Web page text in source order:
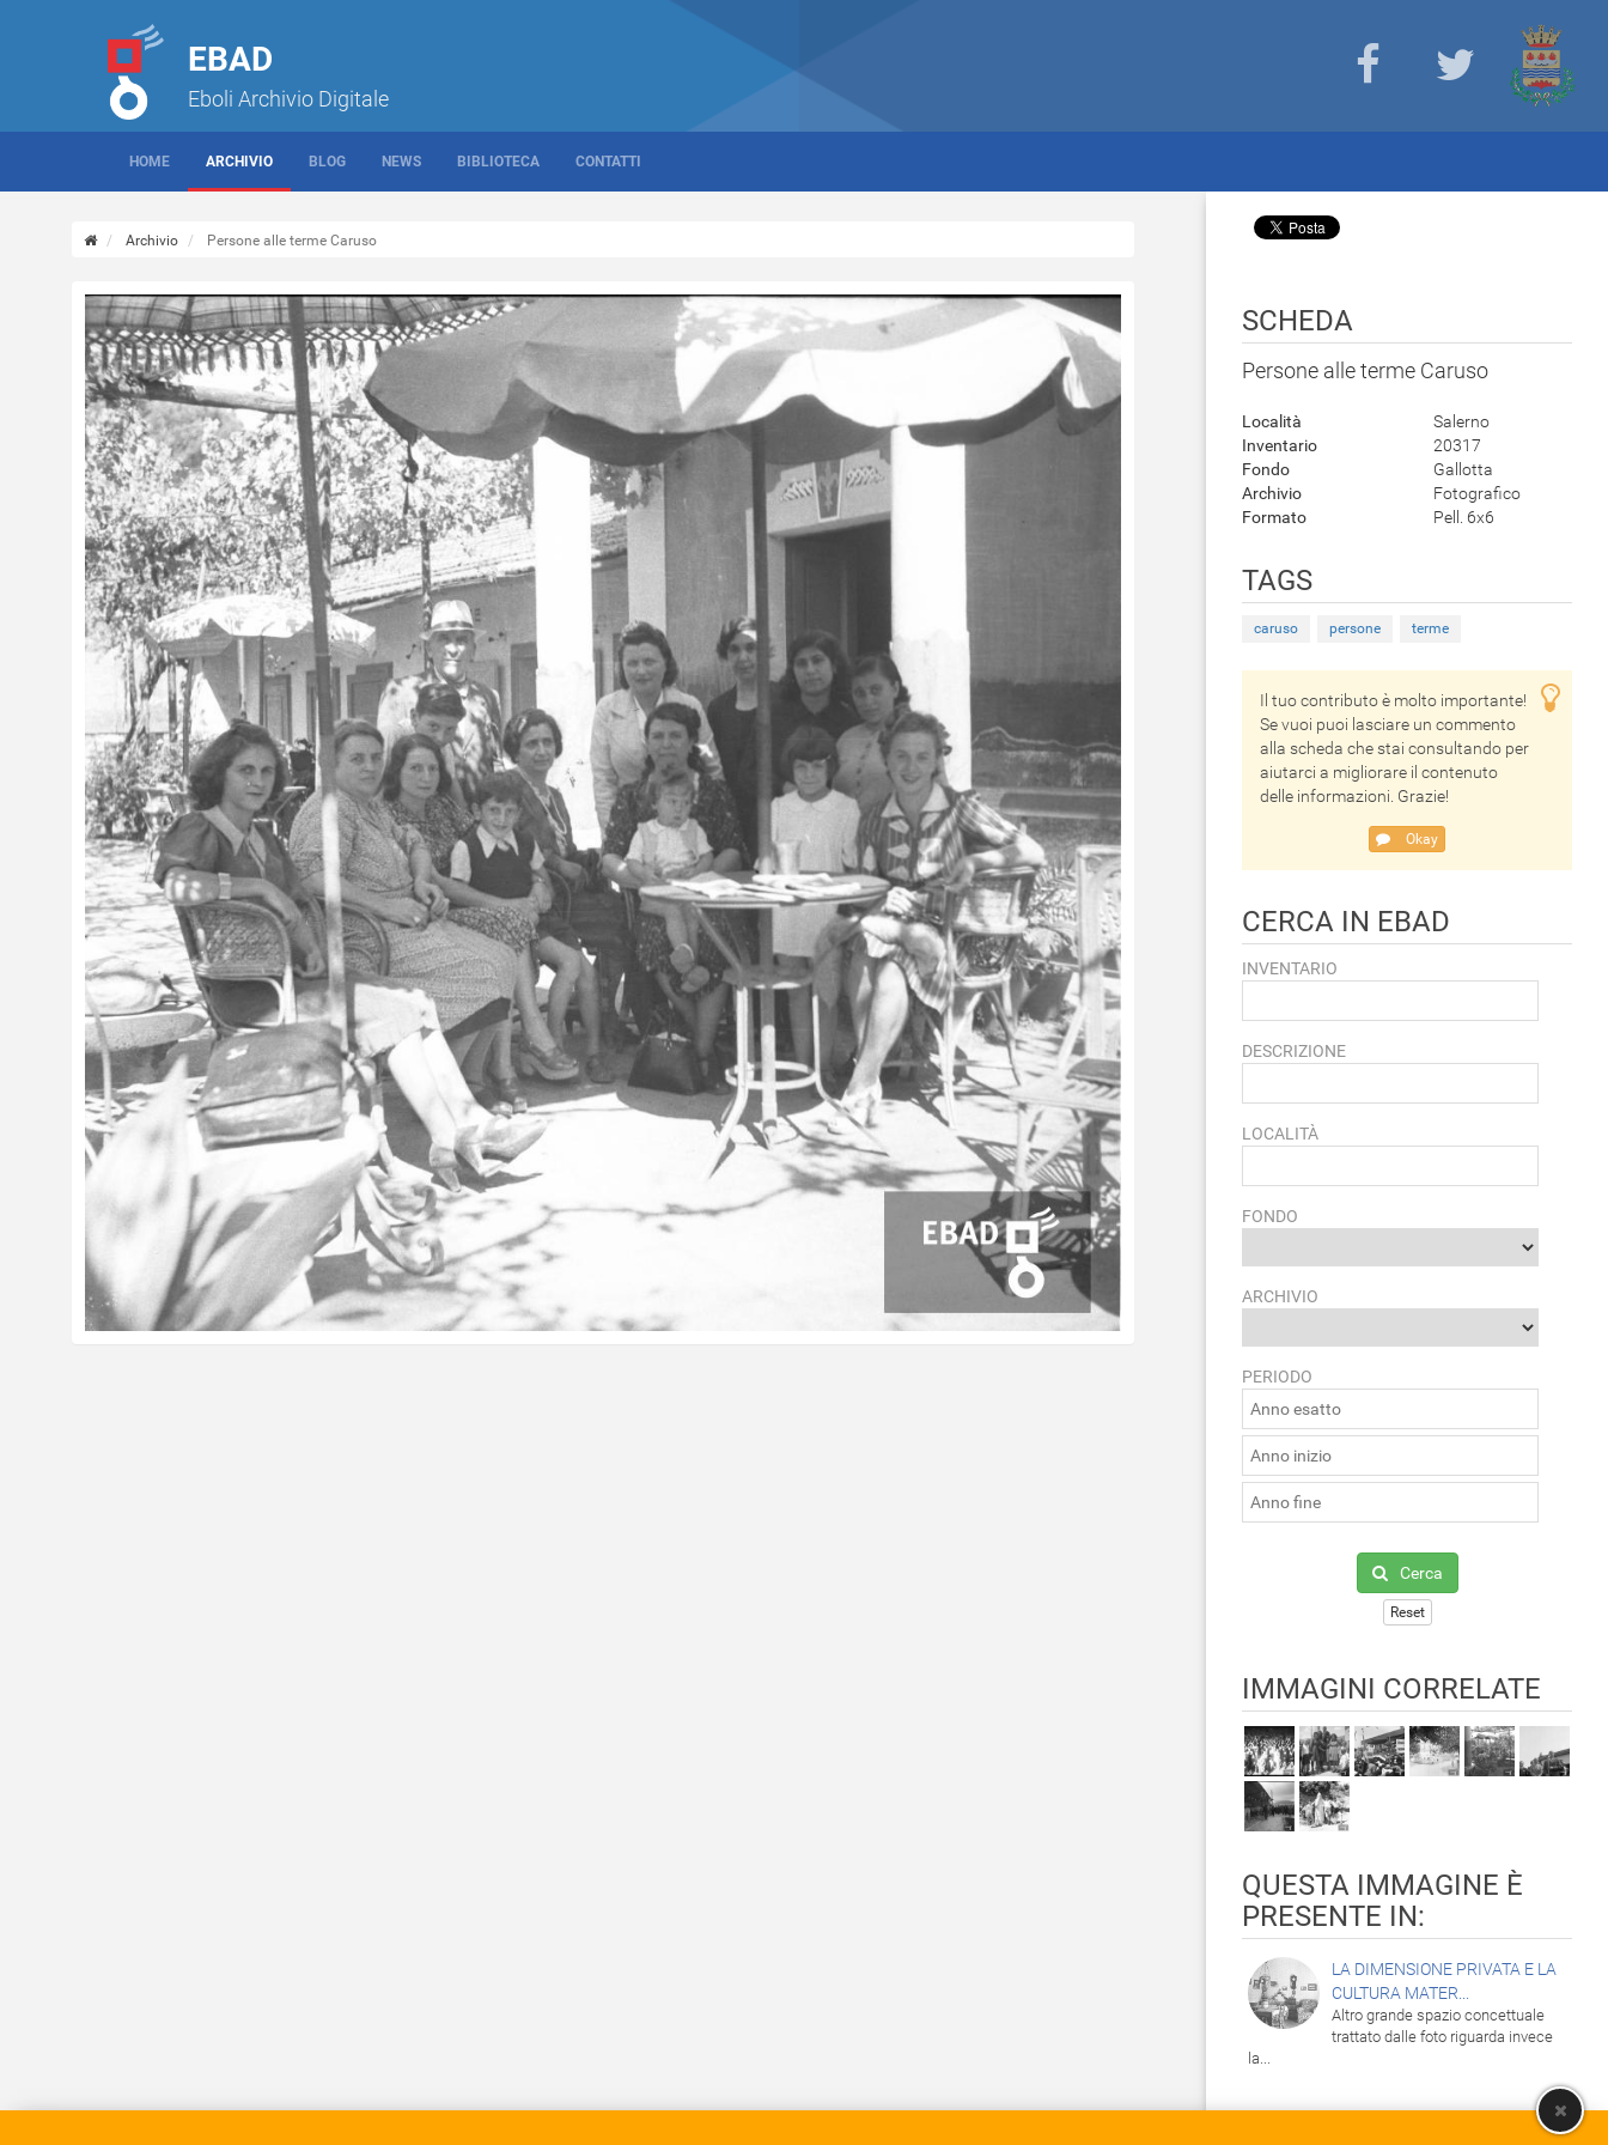
EBAD
Eboli Archivio Digitale
HOME ARCHIVIO BLOG NEWS BIBLIOTECA CONTATTI
Archivio Persone alle terme Caruso
SCHEDA
Persone alle terme Caruso
Località
Salerno
Inventario
20317
Fondo
Gallotta
Archivio
Fotografico
Formato
Pell. 6x6
TAGS
caruso persone terme
Il tuo contributo è molto importante!
Se vuoi puoi lasciare un commento
alla scheda che stai consultando per
aiutarci a migliorare il contenuto
delle informazioni. Grazie!
Okay
CERCA IN EBAD
INVENTARIO
DESCRIZIONE
LOCALITÀ
FONDO
ARCHIVIO
PERIODO
Cerca
Reset
IMMAGINI CORRELATE
QUESTA IMMAGINE È
PRESENTE IN:
LA DIMENSIONE PRIVATA E LA
CULTURA MATER...
Altro grande spazio concettuale
trattato dalle foto riguarda invece
la...